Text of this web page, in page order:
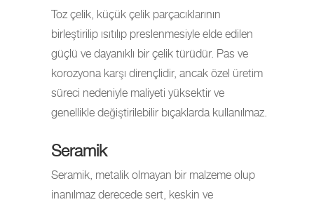
Toz çelik, küçük çelik parçacıklarının
birleştirilip ısıtılıp preslenmesiyle elde edilen
güçlü ve dayanıklı bir çelik türüdür. Pas ve
korozyona karşı dirençlidir, ancak özel üretim
süreci nedeniyle maliyeti yüksektir ve
genellikle değiştirilebilir bıçaklarda kullanılmaz.
Seramik
Seramik, metalik olmayan bir malzeme olup
inanılmaz derecede sert, keskin ve